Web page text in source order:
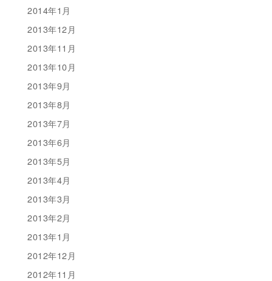
2014年1月
2013年12月
2013年11月
2013年10月
2013年9月
2013年8月
2013年7月
2013年6月
2013年5月
2013年4月
2013年3月
2013年2月
2013年1月
2012年12月
2012年11月